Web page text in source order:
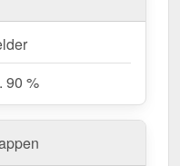
voor
90 %